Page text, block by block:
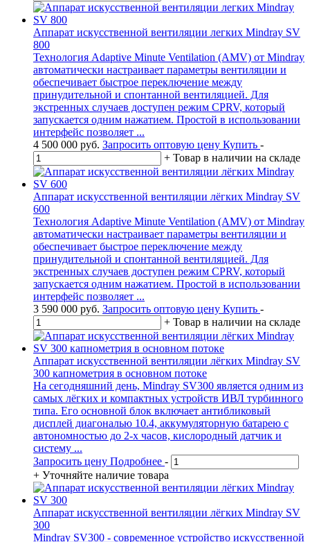
Аппарат искусственной вентиляции легких Mindray SV
800
Технология Adaptive Minute Ventilation (AMV) от Mindray
автоматически настраивает параметры вентиляции и
обеспечивает быстрое переключение между
принудительной и спонтанной вентиляцией. Для
экстренных случаев доступен режим CPRV, который
запускается одним нажатием. Простой в использовании
интерфейс позволяет ...
4 500 000 руб. Запросить оптовую цену Купить -
+ Товар в наличии на складе
Аппарат искусственной вентиляции лёгких Mindray SV
600
Технология Adaptive Minute Ventilation (AMV) от Mindray
автоматически настраивает параметры вентиляции и
обеспечивает быстрое переключение между
принудительной и спонтанной вентиляцией. Для
экстренных случаев доступен режим CPRV, который
запускается одним нажатием. Простой в использовании
интерфейс позволяет ...
3 590 000 руб. Запросить оптовую цену Купить -
+ Товар в наличии на складе
Аппарат искусственной вентиляции лёгких Mindray SV
300 капнометрия в основном потоке
На сегодняшний день, Mindray SV300 является одним из
самых лёгких и компактных устройств ИВЛ турбинного
типа. Его основной блок включает антибликовый
дисплей диагональю 10.4, аккумуляторную батарею с
автономностью до 2-х часов, кислородный датчик и
систему ...
Запросить цену Подробнее -
+ Уточняйте наличие товара
Аппарат искусственной вентиляции лёгких Mindray SV
300
Mindray SV300 - современное устройство искусственной